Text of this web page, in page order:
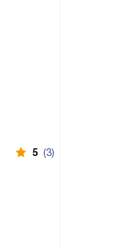
5 (3)